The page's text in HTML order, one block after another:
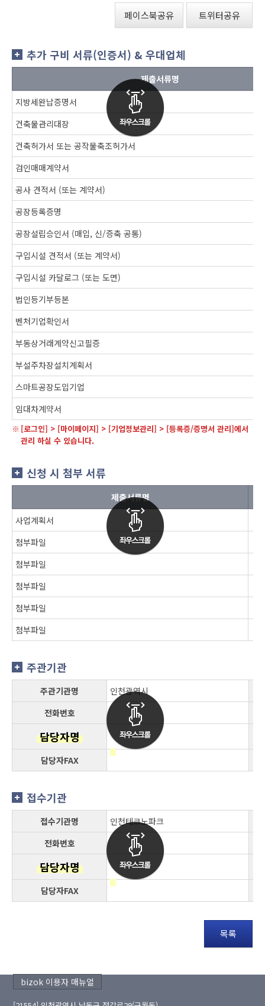
페이스북공유 트위터공유
추가 구비 서류(인증서) & 우대업체
제출서류명
지방세완납증명서
건축물관리대장
건축허가서 또는 공작물축조허가서
검인매매계약서
공사 견적서 (또는 계약서)
공장등록증명
공장설립승인서 (매입, 신/증축 공통)
구입시설 견적서 (또는 계약서)
구입시설 카달로그 (또는 도면)
법인등기부등본
벤처기업확인서
부동상거래계약신고필증
부설주차장설치계획서
스마트공장도입기업
임대차계약서
[로그인] > [마이페이지] > [기업정보관리] > [등록증/증명서 관리]에서
관리 하실 수 있습니다.
신청 시 첨부 서류
제출서류명
사업계획서
첨부파일
첨부파일
첨부파일
첨부파일
첨부파일
주관기관
주관기관명
인천광역시
전화번호
담당자명
담당자FAX
접수기관
접수기관명
인천테크노파크
전화번호
담당자명
담당자FAX
목록
bizok 이용자 매뉴얼